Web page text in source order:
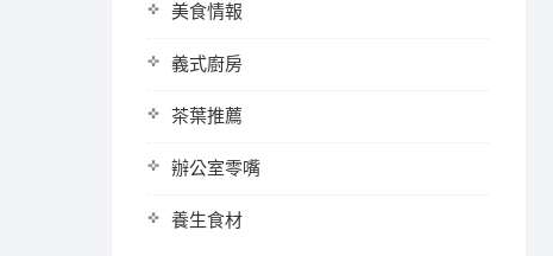
美食情報
義式廚房
茶葉推薦
辦公室零嘴
養生食材